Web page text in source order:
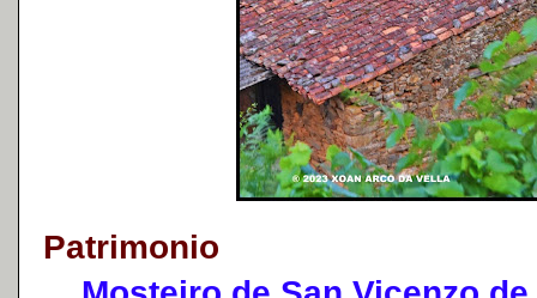
Patrimonio